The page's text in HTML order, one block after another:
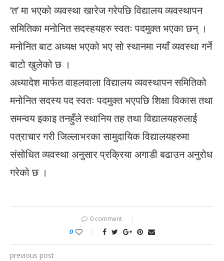
‘त’ मा भएको व्यवस्था खारेज गरेपछि विद्यालय व्यवस्थापन
समितिका मनोनित सदस्हयहरु स्वतः पदमुक्त भएका छन् ।
मनोनित बाट अध्यक्ष भएको भए सो स्थानमा नयाँ व्यवस्था गर्ने
बाटो खुलेको छ ।
अध्यादेश मार्फत वाहलवाला विद्यालय व्यवस्थापन समितिको
मनोनित सदस्य पद स्वतः पदमुक्त भएपछि शिक्षा विकास तथा
समन्वय इकाइ तनहुँले स्थानिय तह तथा विद्यालयहरुलाई
पत्राचार गरी जिल्लाभरका सामुदायिक विद्यालयहरुमा
संसोधित व्यवस्था अनुसार प्रक्रिया अगाडी बढाउन अनुरोध
गरेको छ ।
0 comment
0
previous post